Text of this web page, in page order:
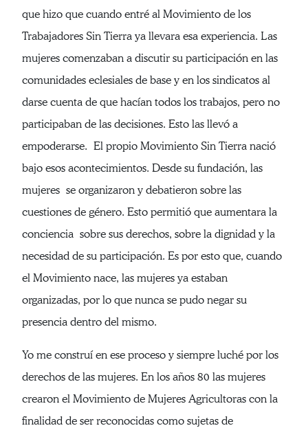
que hizo que cuando entré al Movimiento de los
Trabajadores Sin Tierra ya llevara esa experiencia. Las
mujeres comenzaban a discutir su participación en las
comunidades eclesiales de base y en los sindicatos al
darse cuenta de que hacían todos los trabajos, pero no
participaban de las decisiones. Esto las llevó a
empoderarse. El propio Movimiento Sin Tierra nació
bajo esos acontecimientos. Desde su fundación, las
mujeres se organizaron y debatieron sobre las
cuestiones de género. Esto permitió que aumentara la
conciencia sobre sus derechos, sobre la dignidad y la
necesidad de su participación. Es por esto que, cuando
el Movimiento nace, las mujeres ya estaban
organizadas, por lo que nunca se pudo negar su
presencia dentro del mismo.
Yo me construí en ese proceso y siempre luché por los
derechos de las mujeres. En los años 80 las mujeres
crearon el Movimiento de Mujeres Agricultoras con la
finalidad de ser reconocidas como sujetas de